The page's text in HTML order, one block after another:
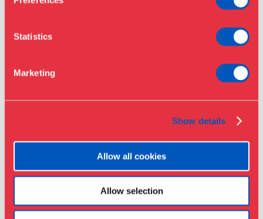
Statistics
Marketing
Show details
Allow all cookies
Allow selection